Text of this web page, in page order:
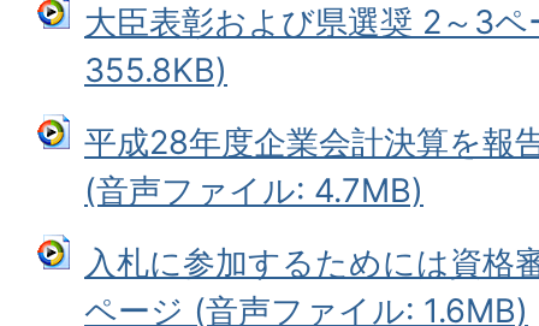
大臣表彰および県選奨 2～3
355.8KB)
平成28年度企業会計決算を報
(音声ファイル: 4.7MB)
入札に参加するためには資格
ページ (音声ファイル: 1.6MB)